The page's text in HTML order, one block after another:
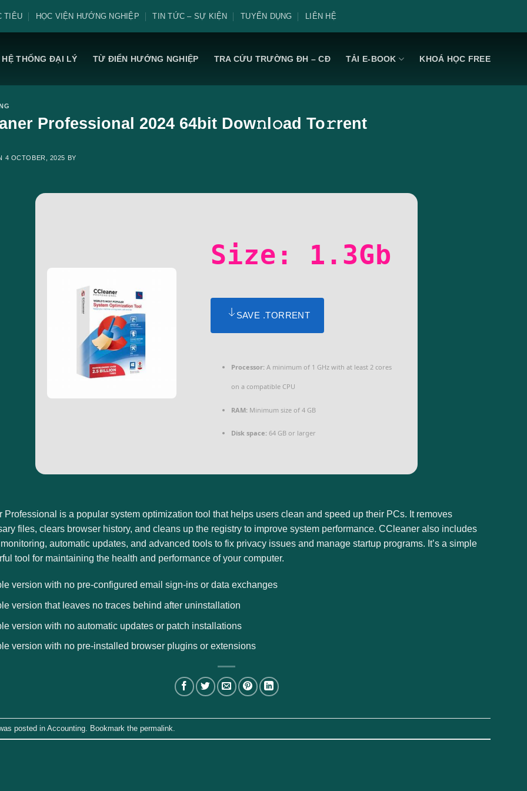
TIÊU HỌC VIỆN HƯỚNG NGHIỆP TIN TỨC – SỰ KIỆN TUYỂN DỤNG LIÊN HỆ
HỆ THỐNG ĐẠI LÝ TỪ ĐIỂN HƯỚNG NGHIỆP TRA CỨU TRƯỜNG ĐH – CĐ TẢI E-BOOK KHOÁ HỌC FREE
Professional 2024 64bit Dow𝚗l𝚘ad To𝚛rent
4 OCTOBER, 2025 BY
Size: 1.3Gb
SAVE .TORRENT
Processor:A minimum of 1 GHz with at least 2 cores
on a compatible CPU
RAM:Minimum size of 4 GB
Disk space:64 GB or larger
Professional is a popular system optimization tool that helps users clean and speed up their PCs. It removes
files, clears browser history, and cleans up the registry to improve system performance. CCleaner also includes
automatic updates, and advanced tools to fix privacy issues and manage startup programs. It’s a simple
tool for maintaining the health and performance of your computer.
version with no pre-configured email sign-ins or data exchanges
version that leaves no traces behind after uninstallation
version with no automatic updates or patch installations
version with no pre-installed browser plugins or extensions
posted in Accounting . Bookmark the permalink